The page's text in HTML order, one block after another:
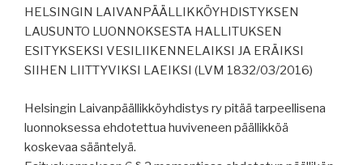
HELSINGIN LAIVANPÄÄLLIKKÖYHDISTYKSEN
LAUSUNTO LUONNOKSESTA HALLITUKSEN
ESITYKSEKSI VESILIIKENNELAIKSI JA ERÄIKSI
SIIHEN LIITTYVIKSI LAEIKSI (LVM 1832/03/2016)
Helsingin Laivanpäällikköyhdistys ry pitää tarpeellisena
luonnoksessa ehdotettua huviveneen päällikköä
koskevaa sääntelyä.